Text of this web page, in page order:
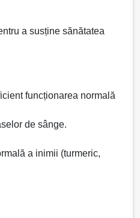
a susține sănătatea
funcționarea normală
de sânge.
a inimii (turmeric,